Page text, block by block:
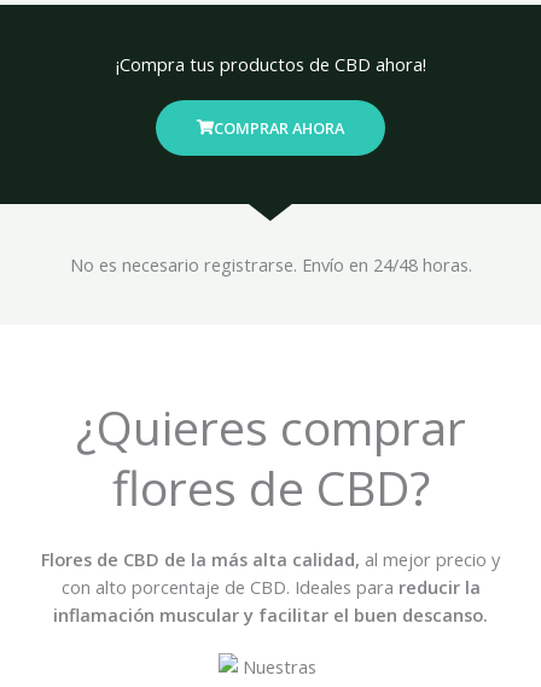
¡Compra tus productos de CBD ahora!
COMPRAR AHORA
No es necesario registrarse. Envío en 24/48 horas.
¿Quieres comprar
flores de CBD?
Flores de CBD de la más alta calidad, al mejor precio y
con alto porcentaje de CBD. Ideales para reducir la
inflamación muscular y facilitar el buen descanso.